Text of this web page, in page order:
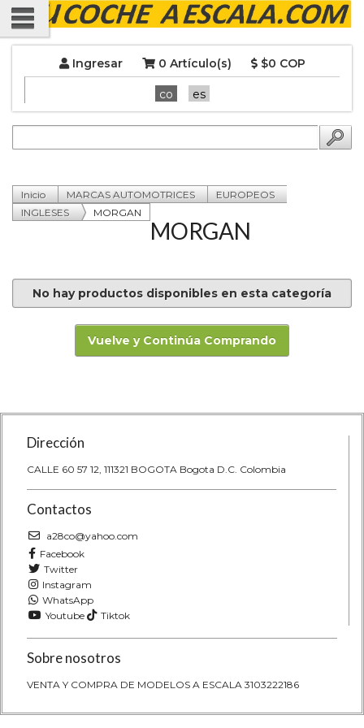
Ingresar 0 Artículo(s) $0 COP
co es
Inicio MARCAS AUTOMOTRICES
EUROPEOS
INGLESES
MORGAN
MORGAN
No hay productos disponibles en esta categoría
Vuelve y Continúa Comprando
Dirección
CALLE 60 57 12, 111321 BOGOTA Bogota D.C. Colombia
Contactos
a28co@yahoo.com
Facebook
Twitter
Instagram
WhatsApp
Youtube
Tiktok
Sobre nosotros
VENTA Y COMPRA DE MODELOS A ESCALA 3103222186